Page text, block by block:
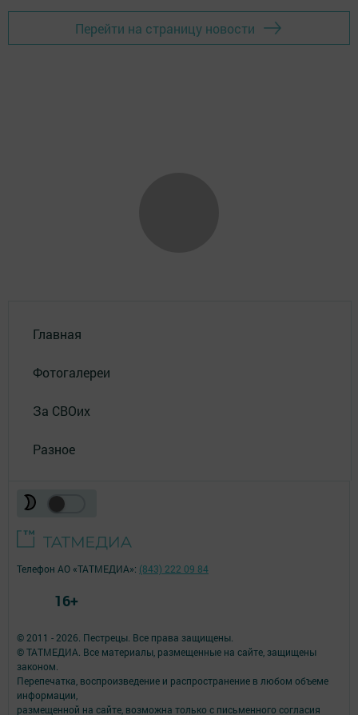
Перейти на страницу новости
Главная
Фотогалереи
За СВОих
Разное
© 2011 - 2026. Пестрецы. Все права защищены.
© ТАТМЕДИА. Все материалы, размещенные на сайте, защищены
законом.
Перепечатка, воспроизведение и распространение в любом объеме
информации,
размещенной на сайте, возможна только с письменного согласия
Телефон АО «ТАТМЕДИА»: (843) 222 09 84
16+